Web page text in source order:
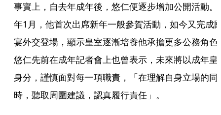
事實上，自去年成年後，悠仁便逐步增加公開活動。
年1月，他首次出席新年一般參賀活動，如今又完成
宴外交登場，顯示皇室逐漸培養他承擔更多公務角色
悠仁先前在成年記者會上也曾表示，未來將以成年皇
身分，謹慎面對每一項職責，「在理解自身立場的同
時，聽取周圍建議，認真履行責任」。